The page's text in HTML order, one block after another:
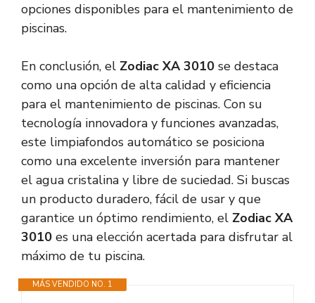
opciones disponibles para el mantenimiento de
piscinas.
En conclusión, el Zodiac XA 3010 se destaca
como una opción de alta calidad y eficiencia
para el mantenimiento de piscinas. Con su
tecnología innovadora y funciones avanzadas,
este limpiafondos automático se posiciona
como una excelente inversión para mantener
el agua cristalina y libre de suciedad. Si buscas
un producto duradero, fácil de usar y que
garantice un óptimo rendimiento, el Zodiac XA
3010 es una elección acertada para disfrutar al
máximo de tu piscina.
MÁS VENDIDO NO. 1